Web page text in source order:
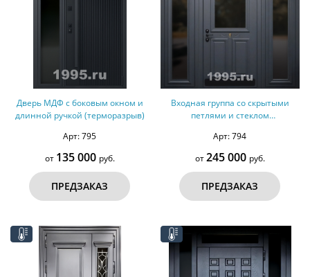
Дверь МДФ с боковым окном и
длинной ручкой (терморазрыв)
Арт: 795
от 135 000 руб.
ПРЕДЗАКАЗ
Входная группа со скрытыми
петлями и стеклом
Арт: 794
от245 000 руб.
ПРЕДЗАКАЗ